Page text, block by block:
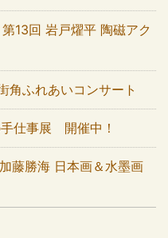
第13回 岩戸燿平 陶磁アク
角ふれあいコンサート
手仕事展 開催中！
藤勝海 日本画＆水墨画